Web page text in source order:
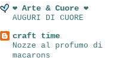
❤ Arte & Cuore ❤
AUGURI DI CUORE
craft time
Nozze al profumo di
macarons